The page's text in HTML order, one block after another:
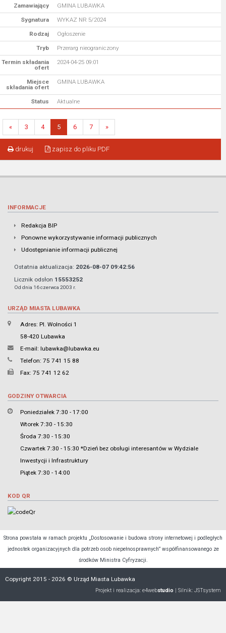
Zamawiający
GMINA LUBAWKA
Sygnatura
WYKAZ NR 5/2024
Rodzaj
Ogłoszenie
Tryb
Przerarg nieograniczony
Termin składania
ofert
2024-04-25 09:01
Miejsce
składania ofert
GMINA LUBAWKA
Status Aktualne
« 3 4 5 6 7 »
drukuj zapisz do pliku PDF
INFORMACJE
Redakcja BIP
Ponowne wykorzystywanie informacji publicznych
Udostępnianie informacji publicznej
Ostatnia aktualizacja: 2026-08-07 09:42:56
Licznik odsłon 15553252
Od dnia 16 czerwca 2003 r.
URZĄD MIASTA LUBAWKA
Adres: Pl. Wolności 1
58-420 Lubawka
E-mail: lubawka@lubawka.eu
Telefon: 75 741 15 88
Fax: 75 741 12 62
GODZINY OTWARCIA
Poniedziałek 7:30 - 17:00
Wtorek 7:30 - 15:30
Środa 7:30 - 15:30
Czwartek 7:30 - 15:30 *Dzień bez obsługi interesantów w Wydziale
Inwestycji i Infrastruktury
Piątek 7:30 - 14:00
KOD QR
Strona powstała w ramach projektu „Dostosowanie i budowa strony internetowej i podległych
jednostek organizacyjnych dla potrzeb osob niepełnosprawnych” współfinansowanego ze
środków Ministra Cyfryzacji.
Copyright 2015 - 2026 © Urząd Miasta Lubawka
Projekt i realizacja: e4webstudio | Silnik: JSTsystem